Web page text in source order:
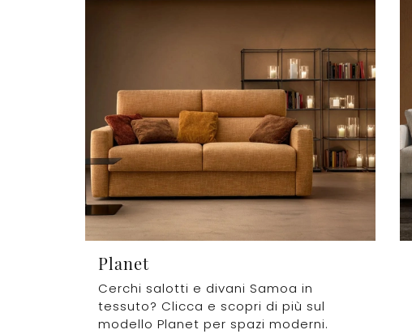
Planet
Cerchi salotti e divani Samoa in
tessuto? Clicca e scopri di più sul
modello Planet per spazi moderni.